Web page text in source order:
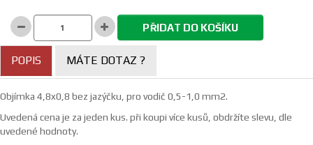
PŘIDAT DO KOŠÍKU
POPIS MÁTE DOTAZ ?
Objímka 4,8x0,8 bez jazýčku, pro vodič 0,5-1,0 mm2.
Uvedená cena je za jeden kus. při koupi více kusů, obdržíte slevu, dle
uvedené hodnoty.